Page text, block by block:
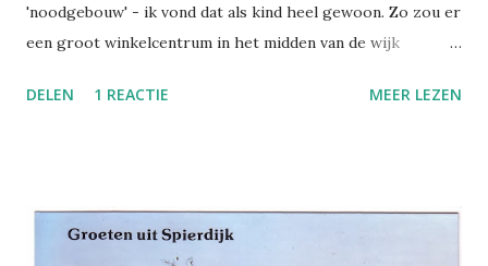
'noodgebouw' - ik vond dat als kind heel gewoon. Zo zou er
een groot winkelcentrum in het midden van de wijk
duren. In de tussentijd konden de buurtbewoners terecht in
Apeldoorn. In het provisorische winkelcentrumpje kocht ik
mijn eerste boeken: Kluitman-pockets van De Vijf uit een
DELEN 1 REACTIE MEER LEZEN